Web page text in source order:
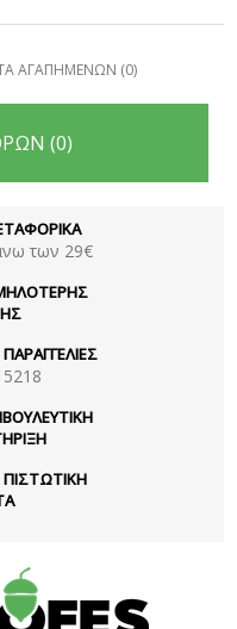
ΑΓΑΠΗΜΕΝΩΝ (0)
(0)
των 29€